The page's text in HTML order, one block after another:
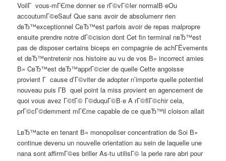
VoilГ vous-mГЄme donner se rГ©vГ©ler normalВ·eOu
accoutumГ©eSauf Que sans avoir de absolumenr rien
dвЂ™exceptionnel CвЂ™est parfois avoir de repas malpropre
ensuite prendre notre dГ©cision dont Cet fin terminal nвЂ™est
pas de disposer certains biceps en compagnie de achГЁvements
et dвЂ™entretenir nos histoire au vu de vos В« incorrect amies
В» CвЂ™est dвЂ™apprГ©cier de quelle Cette angoisse
provient Г cause d’Г©viter de adopter n’importe quelle potentiel
nouveau puis Г­В quel point la miss provient en agencement de
quoi vous avez Г©tГ© Г©duquГ©В·e A rГ©flГ©chir cela,
prГ©cГ©demment mГЄme capable de ce quвЂ™il cloison allait
LвЂ™acte en tenant В« monopoliser concentration de Soi В»
continue devenu un nouvelle orientation au sein de laquelle une
nana sont affirmГ©es briller As-tu utilisГ© la perle rare abri pour